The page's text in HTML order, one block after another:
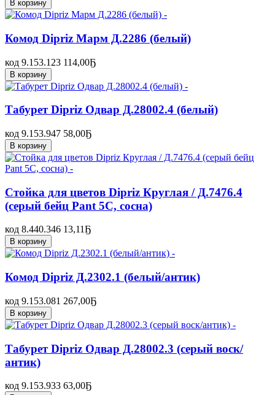
В корзину
Комод Dipriz Марм Д.2286 (белый)
код 9.153.123 114,00Ҕ
В корзину
Табурет Dipriz Одвар Д.28002.4 (белый)
код 9.153.947 58,00Ҕ
В корзину
Стойка для цветов Dipriz Круглая / Д.7476.4
(серый бейц Pant 5C, сосна)
код 8.440.346 13,11Ҕ
В корзину
Комод Dipriz Д.2302.1 (белый/антик)
код 9.153.081 267,00Ҕ
В корзину
Табурет Dipriz Одвар Д.28002.3 (серый воск/
антик)
код 9.153.933 63,00Ҕ